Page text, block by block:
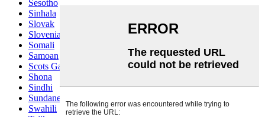
Sesotho
Sinhala
Slovak
Slovenian
Somali
Samoan
Scots Gaelic
Shona
Sindhi
Sundanese
Swahili